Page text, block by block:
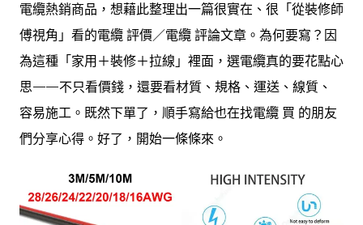
電纜熱銷商品，想藉此整理出一篇很實在、很「從裝修師
傅視角」看的電纜 評價／電纜 評論文章。為何要寫？因
為這種「家用＋裝修＋拉線」裡面，選電纜真的要花點心
思——不只看價錢，還要看材質、規格、運送、線質、
容易施工。既然下單了，順手寫給也在找電纜 買 的朋友
們分享心得。好了，開始一條條來。